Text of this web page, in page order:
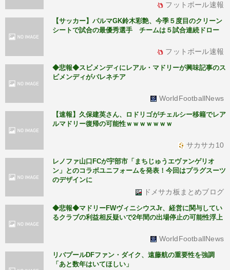
フットボール速報
【サッカー】パルマGK鈴木彩艶、今季５度目のクリーン
シートで試合の最優秀選手 チームは５試合連続ドロー
フットボール速報
◆悲報◆スビメンディにレアル・マドリーが興味記事のス
ビメンディがバレネチア
WorldFootballNews
【速報】久保建英さん、ロドリゴがチェルシー移籍でレア
ルマドリー復帰の可能性ｗｗｗｗｗｗｗ
サカサカ10
レノファ山口FCが宇部市「まちじゅうエヴァンゲリオ
ン」とのコラボユニフォームを発表！今回はプラグスーツ
のデザインに
ドメサカ板まとめブログ
◆悲報◆マドリーFWヴィニシウスJr、経営に関与してい
るクラブの利益相反疑いで2年間の出場停止の可能性浮上
WorldFootballNews
リバプールDFファン・ダイク、遠藤航の重要性を強調
「あと数年はいてほしい」